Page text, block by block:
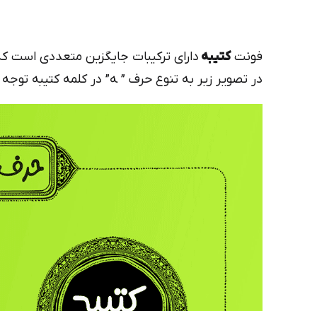
فونتکتیبه دارای ترکیبات جایگزین متعددی است
در تصویر زیر به تنوع حرف ” ‍ه” در کلمه کتیبه توجه